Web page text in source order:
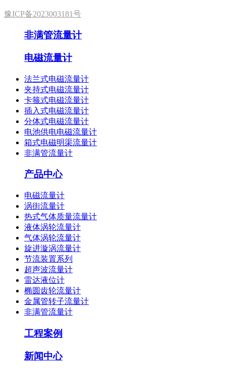
豫ICP备2023003181号
非满管流量计
电磁流量计
法兰式电磁流量计
夹持式电磁流量计
卡箍式电磁流量计
插入式电磁流量计
分体式电磁流量计
电池供电电磁流量计
箱式电磁明渠流量计
非满管流量计
产品中心
电磁流量计
涡街流量计
热式气体质量流量计
液体涡轮流量计
气体涡轮流量计
旋进漩涡流量计
节流装置系列
超声波流量计
雷达液位计
椭圆齿轮流量计
金属管转子流量计
非满管流量计
工程案例
新闻中心